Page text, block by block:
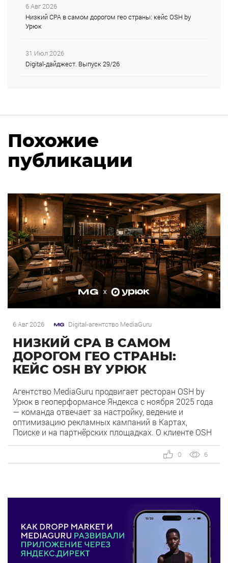
6 Авг 2026
Низкий CPA в самом дорогом гео страны: кейс OSH by
Урюк
31 Июл 2026
Digital-дайджест. Выпуск 29/26
Похожие
публикации
6 Авг 2026 Digital-агентство MediaGuru
НИЗКИЙ CPA В САМОМ
ДОРОГОМ ГЕО СТРАНЫ:
КЕЙС OSH BY УРЮК
Агентство MediaGuru продвигает ресторан OSH by
Урюк в геоперформансе Яндекса с ноября 2025 года
— команда отвечает за настройку, ведение и
оптимизацию рекламных кампаний в Картах,
Поиске и на партнёрских площадках. О клиенте OSH
2025 года и объединивший концепцию дубайского
OSH с сетью «Урюк». Концепт строится […]
6
0